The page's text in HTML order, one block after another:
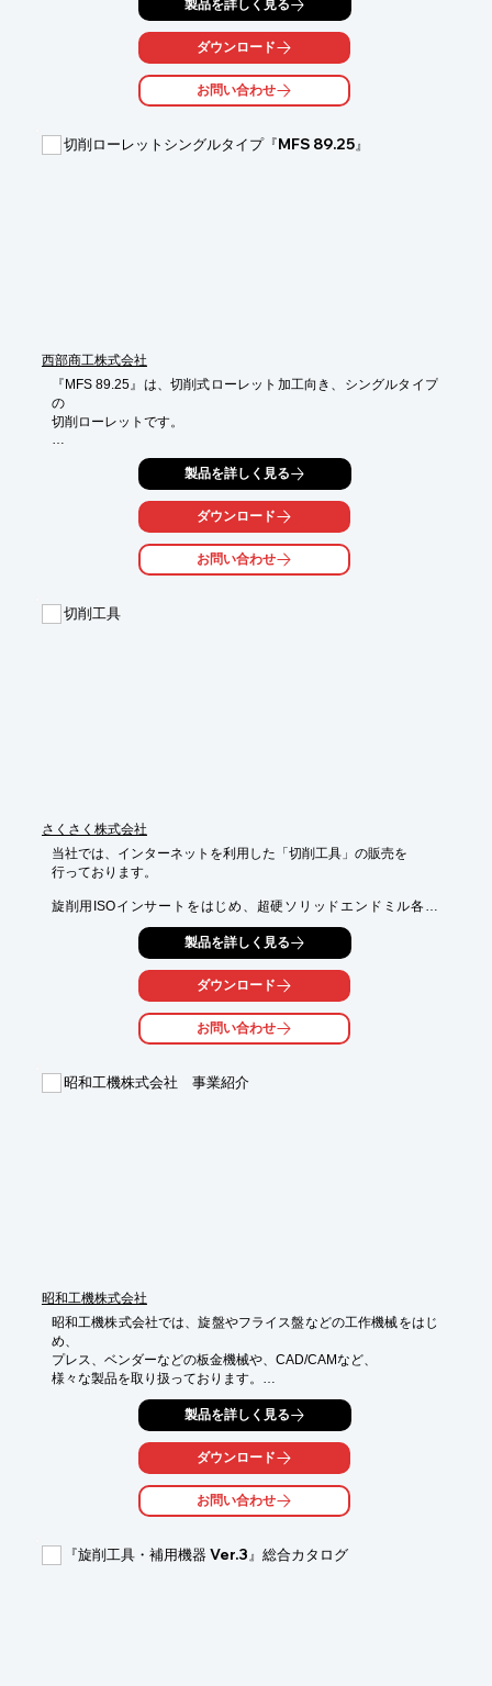
ーリング等見やすさを追求するだけでなく、
各刃物の用途まで詳しく紹介しており、皆様の刃物選定の一助と
チップソー、カッター、ビット等、さまざまな被削材・機械・加
工に精通した、
工具は、
自動車、住宅関連など幅広い分野で採用実績がございます。
※詳しくは資料をダウンロード頂くか、弊社HPよりお問い合わ
せください。
製品を詳しく見る
ダウンロード
お問い合わせ
切削ローレットシングルタイプ『MFS 89.25』
西部商工株式会社
『MFS 89.25』は、切削式ローレット加工向き、シングルタイプ
の
切削ローレットです。
レンチで調整が簡単で、逃げ角の調整も可能。
ヘッド部が回転できるので駒の位置合わせの作業効率が向上しま
モジュール式のため複数のシャンクをご利用いただけます。
■切削式ローレット加工向き
■モジュール式のため複数のシャンクを利用可能
製品を詳しく見る
ダウンロード
お問い合わせ
切削工具
さくさく株式会社
当社では、インターネットを利用した「切削工具」の販売を
行っております。
旋削用ISOインサートをはじめ、超硬ソリッドエンドミル各種
超硬ドリル(加工深さ3D用、5D用)などの製品をご用意。
その他にも、専用サイトにて、各種切削工具や切削に関わる
豆知識などの情報提供サービスも行っております。
■穴あけ
製品を詳しく見る
ダウンロード
お問い合わせ
昭和工機株式会社 事業紹介
昭和工機株式会社
昭和工機株式会社では、旋盤やフライス盤などの工作機械をはじ
め、
プレス、ベンダーなどの板金機械や、CAD/CAMなど、
様々な製品を取り扱っております。
培った豊富な経験とネットワークでより良い製品を、
お客様のニーズによりマッチする製品をご提供いたします。
ご要望の際はお気軽にお問い合わせください。
※詳しくはPDFをダウンロードして頂くか、お気軽にお問い合わ
製品を詳しく見る
ダウンロード
お問い合わせ
『旋削工具・補用機器 Ver.3』総合カタログ